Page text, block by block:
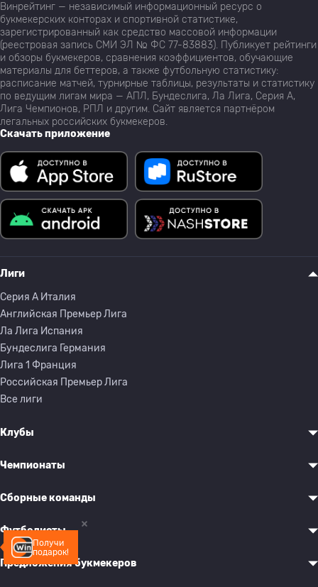
Получи
подарок!
Винрейтинг — независимый информационный ресурс о
букмекерских конторах и спортивной статистике,
зарегистрированный как средство массовой информации
(реестровая запись СМИ ЭЛ № ФС 77-83883). Публикует рейтинги
и обзоры букмекеров, сравнения коэффициентов, обучающие
материалы для беттеров, а также футбольную статистику:
расписание матчей, турнирные таблицы, результаты и статистику
по ведущим лигам мира — АПЛ, Бундеслига, Ла Лига, Серия А,
Лига Чемпионов, РПЛ и другим. Сайт является партнёром
легальных российских букмекеров.
Скачать приложение
Лиги
Серия A Италия
Английская Премьер Лига
Ла Лига Испания
Бундеслига Германия
Лига 1 Франция
Российская Премьер Лига
Все лиги
Клубы
Чемпионаты
Сборные команды
Футболисты
Предложения букмекеров